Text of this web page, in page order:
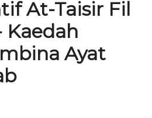
At-Taisir Fil
Kaedah
Ayat